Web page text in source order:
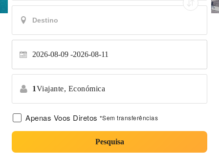
2026-08-09 2026-08-11
1Viajante, Económica
Apenas Voos Diretos *Sem transferências
Pesquisa